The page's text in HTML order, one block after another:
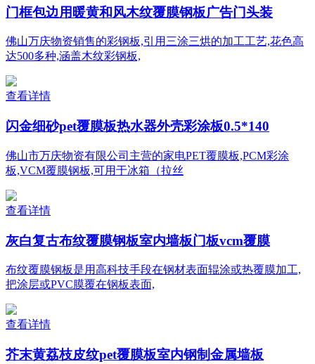
门框包边用暖黄和风木纹覆膜钢板广告门头装
佛山万庆物资销售的彩钢板,引用三涂三烘的加工工艺,花色高
达500多种,涵盖木纹彩钢板,
查看详情
闪金细砂pet覆膜板热水器外壳彩涂板0.5*140
佛山市万庆物资有限公司主营的家电PET覆膜板,PCM彩涂
板,VCM覆膜钢板,可用于冰箱（拉丝
查看详情
灰白复古布纹覆膜钢板室内墙板门板vcm覆膜
布纹覆膜钢板是用高科技手段在钢材表面辊涂或热覆膜加工,
把涂层或PVC膜覆在钢板表面,
查看详情
芥末黄荔枝皮纹pet覆膜板室内钢制金属墙板